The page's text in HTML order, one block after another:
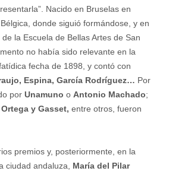
Nacido en Bruselas en
donde siguió formándose, y en
la Escuela de Bellas Artes de San
no había sido relevante en la
fecha de 1898, y contó con
Espina, García Rodríguez… Por
por Unamuno o Antonio Machado;
Ortega y Gasset, entre otros, fueron
premios y, posteriormente, en la
ciudad andaluza, María del Pilar